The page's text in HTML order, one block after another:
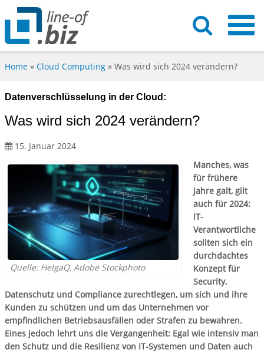
Home » Cloud Computing » Was wird sich 2024 verändern?
Datenverschlüsselung in der Cloud:
Was wird sich 2024 verändern?
15. Januar 2024
Quelle: HelgaQ, Adobe Stockphoto
Manches, was
für frühere
Jahre galt, gilt
auch für 2024:
IT-
Verantwortliche
sollten sich ein
durchdachtes
Konzept für
Security,
Datenschutz und Compliance zurechtlegen, um sich und ihre
Kunden zu schützen und um das Unternehmen vor
empfindlichen Betriebsausfällen oder Strafen zu bewahren.
Eines jedoch lehrt uns die Vergangenheit: Egal wie intensiv man
den Schutz und die Resilienz von IT-Systemen und Daten auch